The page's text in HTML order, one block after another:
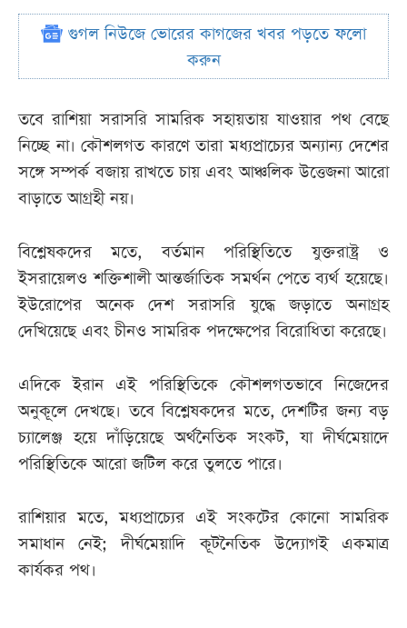
গুগল নিউজে ভোরের কাগজের খবর পড়তে ফলো
করুন
তবে রাশিয়া সরাসরি সামরিক সহায়তায় যাওয়ার পথ বেছে
নিচ্ছে না। কৌশলগত কারণে তারা মধ্যপ্রাচ্যের অন্যান্য দেশের
সঙ্গে সম্পর্ক বজায় রাখতে চায় এবং আঞ্চলিক উত্তেজনা আরো
বাড়াতে আগ্রহী নয়।
বিশ্লেষকদের মতে, বর্তমান পরিস্থিতিতে যুক্তরাষ্ট্র ও
ইসরায়েলও শক্তিশালী আন্তর্জাতিক সমর্থন পেতে ব্যর্থ হয়েছে।
ইউরোপের অনেক দেশ সরাসরি যুদ্ধে জড়াতে অনাগ্রহ
দেখিয়েছে এবং চীনও সামরিক পদক্ষেপের বিরোধিতা করেছে।
এদিকে ইরান এই পরিস্থিতিকে কৌশলগতভাবে নিজেদের
অনুকূলে দেখছে। তবে বিশ্লেষকদের মতে, দেশটির জন্য বড়
চ্যালেঞ্জ হয়ে দাঁড়িয়েছে অর্থনৈতিক সংকট, যা দীর্ঘমেয়াদে
পরিস্থিতিকে আরো জটিল করে তুলতে পারে।
রাশিয়ার মতে, মধ্যপ্রাচ্যের এই সংকটের কোনো সামরিক
সমাধান নেই; দীর্ঘমেয়াদি কূটনৈতিক উদ্যোগই একমাত্র
কার্যকর পথ।